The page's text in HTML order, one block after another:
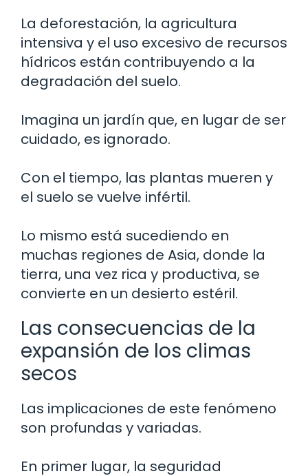
La deforestación, la agricultura
intensiva y el uso excesivo de recursos
hídricos están contribuyendo a la
degradación del suelo.
Imagina un jardín que, en lugar de ser
cuidado, es ignorado.
Con el tiempo, las plantas mueren y
el suelo se vuelve infértil.
Lo mismo está sucediendo en
muchas regiones de Asia, donde la
tierra, una vez rica y productiva, se
convierte en un desierto estéril.
Las consecuencias de la
expansión de los climas
secos
Las implicaciones de este fenómeno
son profundas y variadas.
En primer lugar, la seguridad